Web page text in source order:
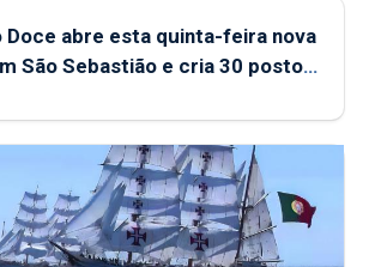
Doce abre esta quinta-feira nova
São Sebastião e cria 30 postos